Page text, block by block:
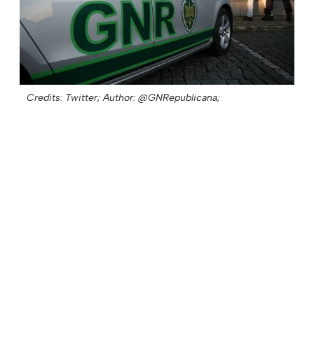
Credits: Twitter; Author: @GNRepublicana;